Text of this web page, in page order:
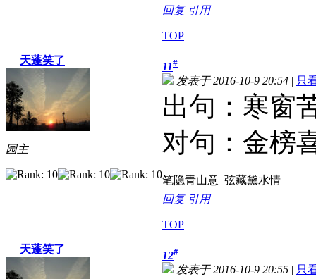
回复 引用
TOP
天蓬笑了
园主
11#
发表于 2016-10-9 20:54 | 只
出句：寒窗
对句：金榜
笔隐青山意 弦藏黛水情
回复 引用
TOP
天蓬笑了
12#
发表于 2016-10-9 20:55 | 只